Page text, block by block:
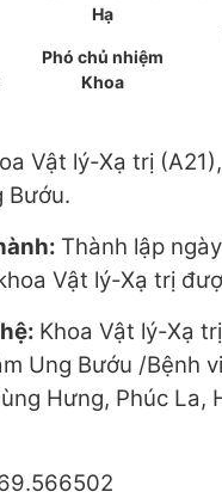
Hạ
Phó chủ nhiệm
Khoa
Vật lý-Xạ trị
Bướu.
Thành lập
Vật lý-Xạ trị
Khoa Vật lý-Xạ
Ung Bướu /Bệnh
Hưng, Phúc La,